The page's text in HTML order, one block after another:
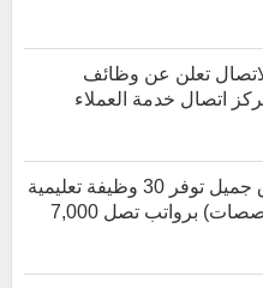
تعلن عن وظائف
اتصال خدمة العملاء
شركة باب رزق جميل توفر 30 وظيفة تعليمية
في (جميع التخصصات) برواتب تصل 7,000